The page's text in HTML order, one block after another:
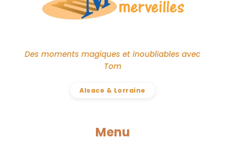
Des moments magiques et inoubliables avec
Tom
Alsace & Lorraine
Menu